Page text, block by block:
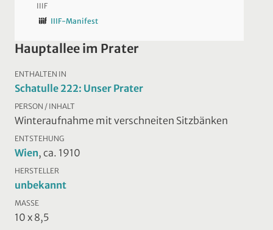
IIIF
IIIF-Manifest
Hauptallee im Prater
ENTHALTEN IN
Schatulle 222: Unser Prater
PERSON / INHALT
Winteraufnahme mit verschneiten Sitzbänken
ENTSTEHUNG
Wien, ca. 1910
HERSTELLER
unbekannt
MASSE
10 x 8,5